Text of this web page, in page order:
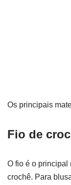
Os principais
Fio de
O fio é o principal
crochê. Para